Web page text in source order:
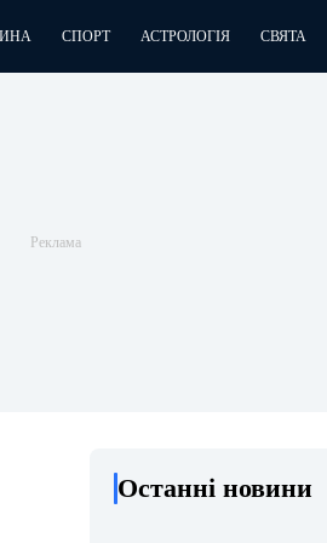
СПОРТ АСТРОЛОГІЯ СВЯТА
Останні новини